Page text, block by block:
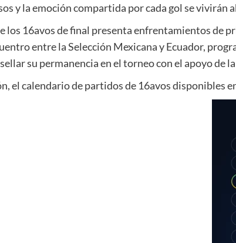
y la emoción compartida por cada gol se vivirán
los 16avos de final presenta enfrentamientos de
entre la Selección Mexicana y Ecuador,
su permanencia en el torneo con el apoyo de
el calendario de partidos de 16avos disponibles